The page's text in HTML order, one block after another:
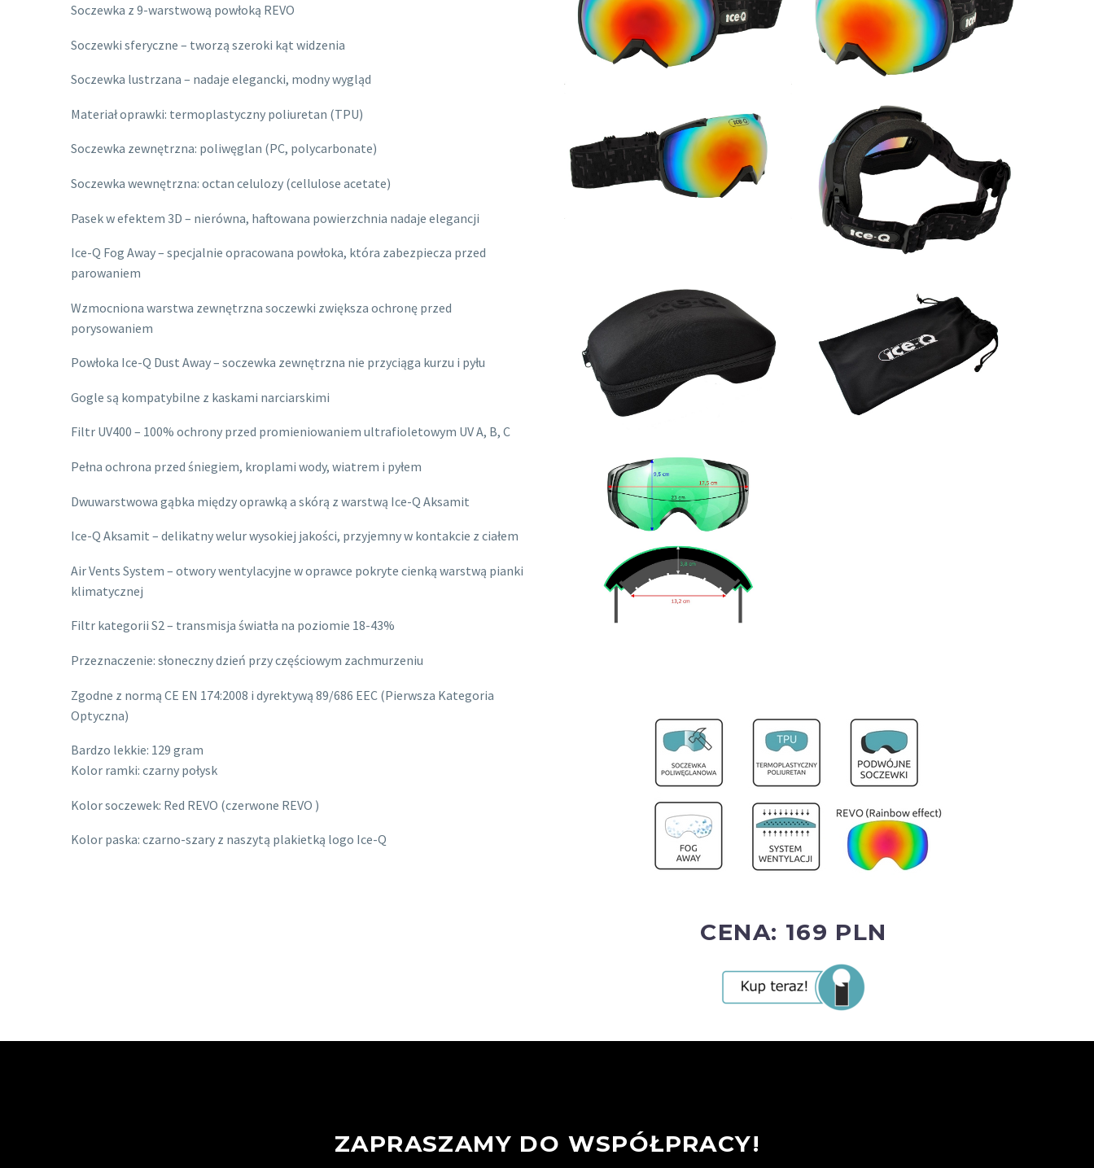
Soczewka z 9-warstwową powłoką REVO
Soczewki sferyczne – tworzą szeroki kąt widzenia
Soczewka lustrzana – nadaje elegancki, modny wygląd
Materiał oprawki: termoplastyczny poliuretan (TPU)
Soczewka zewnętrzna: poliwęglan (PC, polycarbonate)
Soczewka wewnętrzna: octan celulozy (cellulose acetate)
Pasek w efektem 3D – nierówna, haftowana powierzchnia nadaje elegancji
Ice-Q Fog Away – specjalnie opracowana powłoka, która zabezpiecza przed
parowaniem
Wzmocniona warstwa zewnętrzna soczewki zwiększa ochronę przed
porysowaniem
Powłoka Ice-Q Dust Away – soczewka zewnętrzna nie przyciąga kurzu i pyłu
Gogle są kompatybilne z kaskami narciarskimi
Filtr UV400 – 100% ochrony przed promieniowaniem ultrafioletowym UV A, B, C
Pełna ochrona przed śniegiem, kroplami wody, wiatrem i pyłem
Dwuwarstwowa gąbka między oprawką a skórą z warstwą Ice-Q Aksamit
Ice-Q Aksamit – delikatny welur wysokiej jakości, przyjemny w kontakcie z ciałem
Air Vents System – otwory wentylacyjne w oprawce pokryte cienką warstwą pianki
klimatycznej
Filtr kategorii S2 – transmisja światła na poziomie 18-43%
Przeznaczenie: słoneczny dzień przy częściowym zachmurzeniu
Zgodne z normą CE EN 174:2008 i dyrektywą 89/686 EEC (Pierwsza Kategoria
Optyczna)
Bardzo lekkie: 129 gram
Kolor ramki: czarny połysk
Kolor soczewek: Red REVO (czerwone REVO )
Kolor paska: czarno-szary z naszytą plakietką logo Ice-Q
CENA: 169 PLN
ZAPRASZAMY DO WSPÓŁPRACY!